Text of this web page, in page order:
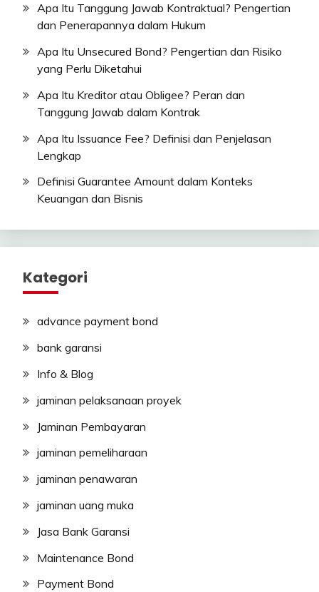
Apa Itu Tanggung Jawab Kontraktual? Pengertian
dan Penerapannya dalam Hukum
Apa Itu Unsecured Bond? Pengertian dan Risiko
yang Perlu Diketahui
Apa Itu Kreditor atau Obligee? Peran dan
Tanggung Jawab dalam Kontrak
Apa Itu Issuance Fee? Definisi dan Penjelasan
Lengkap
Definisi Guarantee Amount dalam Konteks
Keuangan dan Bisnis
Kategori
advance payment bond
bank garansi
Info & Blog
jaminan pelaksanaan proyek
Jaminan Pembayaran
jaminan pemeliharaan
jaminan penawaran
jaminan uang muka
Jasa Bank Garansi
Maintenance Bond
Payment Bond